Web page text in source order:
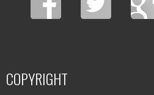
COPYRIGHT